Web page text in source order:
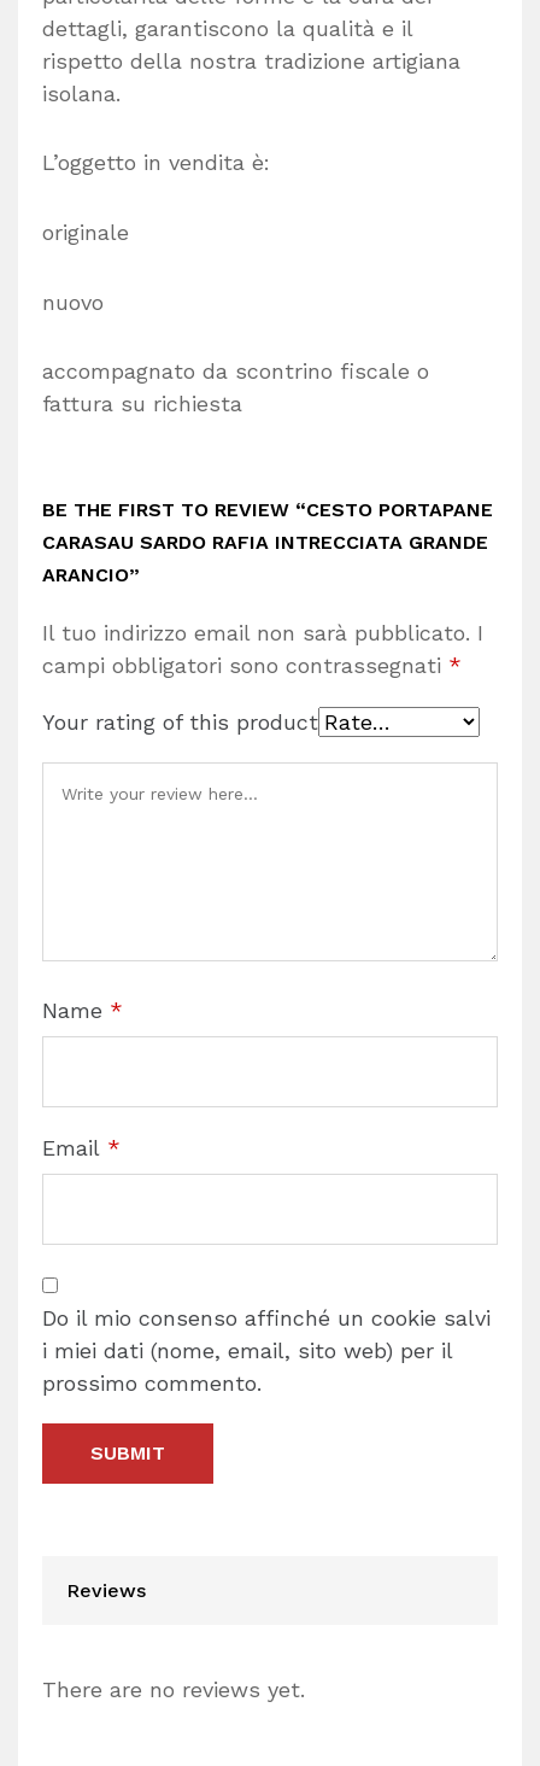
dettagli, garantiscono la qualità e il
rispetto della nostra tradizione artigiana
isolana.
L’oggetto in vendita è:
originale
nuovo
accompagnato da scontrino fiscale o
fattura su richiesta
BE THE FIRST TO REVIEW “CESTO PORTAPANE
CARASAU SARDO RAFIA INTRECCIATA GRANDE
ARANCIO”
Il tuo indirizzo email non sarà pubblicato. I
campi obbligatori sono contrassegnati *
Your rating of this product
Name *
Email *
Do il mio consenso affinché un cookie salvi
i miei dati (nome, email, sito web) per il
prossimo commento.
Reviews
There are no reviews yet.